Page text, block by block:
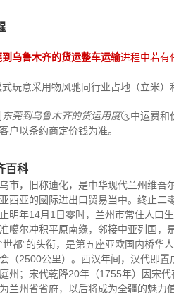
到乌鲁木齐的货运整车运输进程中若有
玩意采用物风驰同行业占地（立米）
东莞到乌鲁木齐的货运用度🌜中运费和
户以条约商定价钱为准。
百科
市，旧称迪化，是中华现代兰州维
西亚的國际进出口贸易当中。终止二
明年14月1日零时，兰州市常住人口
噶尔冲积平原南缘，邻接中亚列国
世都”的头衔，是第五座亚欧国内桥华
（2500公里）。西汉年间，汉代即
州；宋代乾降20年（1755年）因宋
兰州省省府，以后将成为全疆的魅力